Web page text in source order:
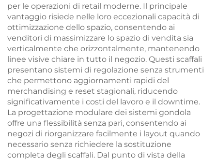
per le operazioni di retail moderne. Il principale
vantaggio risiede nelle loro eccezionali capacità di
ottimizzazione dello spazio, consentendo ai
venditori di massimizzare lo spazio di vendita sia
verticalmente che orizzontalmente, mantenendo
linee visive chiare in tutto il negozio. Questi scaffali
presentano sistemi di regolazione senza strumenti
che permettono aggiornamenti rapidi del
merchandising e reset stagionali, riducendo
significativamente i costi del lavoro e il downtime.
La progettazione modulare dei sistemi gondola
offre una flessibilità senza pari, consentendo ai
negozi di riorganizzare facilmente i layout quando
necessario senza richiedere la sostituzione
completa degli scaffali. Dal punto di vista della